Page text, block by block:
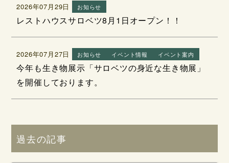
2026年07月29日 お知らせ
レストハウスサロベツ8月1日オープン！！
2026年07月27日 お知らせ イベント情報 イベント案内
今年も生き物展示「サロベツの身近な生き物展」
を開催しております。
過去の記事